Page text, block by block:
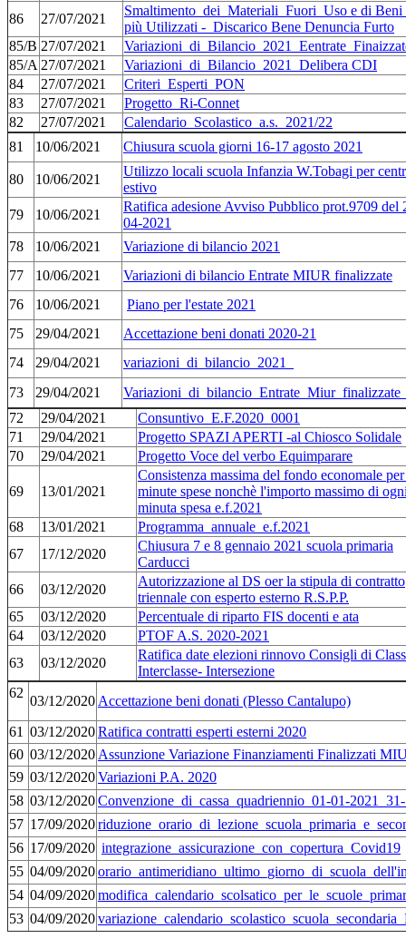
86
27/07/2021
Smaltimento_dei_Materiali_Fuori_Uso e di Beni
più Utilizzati -_Discarico Bene Denuncia Furto
85/B 27/07/2021
85/A 27/07/2021
Variazioni_di_Bilancio_2021_Delibera CDI
84
27/07/2021
Criteri_Esperti_PON
83
27/07/2021
Progetto_Ri-Connet
82
27/07/2021
Calendario_Scolastico_a.s._2021/22
81
10/06/2021 Chiusura scuola giorni 16-17 agosto 2021
80 10/06/2021
Utilizzo locali scuola Infanzia W.Tobagi per
estivo
79
10/06/2021
Ratifica adesione Avviso Pubblico prot.9709 del
04-2021
78
10/06/2021
Variazione di bilancio 2021
77
10/06/2021
Variazioni di bilancio Entrate MIUR finalizzate
76
10/06/2021
Piano per l'estate 2021
75
29/04/2021
Accettazione beni donati 2020-21
74
29/04/2021
variazioni_di_bilancio_2021_
73
29/04/2021
72
29/04/2021
Consuntivo_E.F.2020_0001
71
29/04/2021
Progetto SPAZI APERTI -al Chiosco Solidale
70
29/04/2021 Progetto Voce del verbo Equimparare
69 13/01/2021
Consistenza massima del fondo economale
minute spese nonchè l'importo massimo di
minuta spesa e.f.2021
68
13/01/2021
Programma_annuale_e.f.2021
67
17/12/2020
Chiusura 7 e 8 gennaio 2021 scuola primaria
Carducci
66
03/12/2020
Autorizzazione al DS oer la stipula di contratto
triennale con esperto esterno R.S.P.P.
65
03/12/2020
Percentuale di riparto FIS docenti e ata
64
03/12/2020
PTOF A.S. 2020-2021
63
03/12/2020
Ratifica date elezioni rinnovo Consigli di
Interclasse- Intersezione
62
03/12/2020 Accettazione beni donati (Plesso Cantalupo)
61 03/12/2020Ratifica contratti esperti esterni 2020
60 03/12/2020 Assunzione Variazione Finanziamenti Finalizzati
59 03/12/2020Variazioni P.A. 2020
58 03/12/2020Convenzione_di_cassa_quadriennio_01-01-
57 17/09/2020
56 17/09/2020 integrazione_assicurazione_con_copertura_Covid19
55 04/09/2020
54 04/09/2020
53 04/09/2020